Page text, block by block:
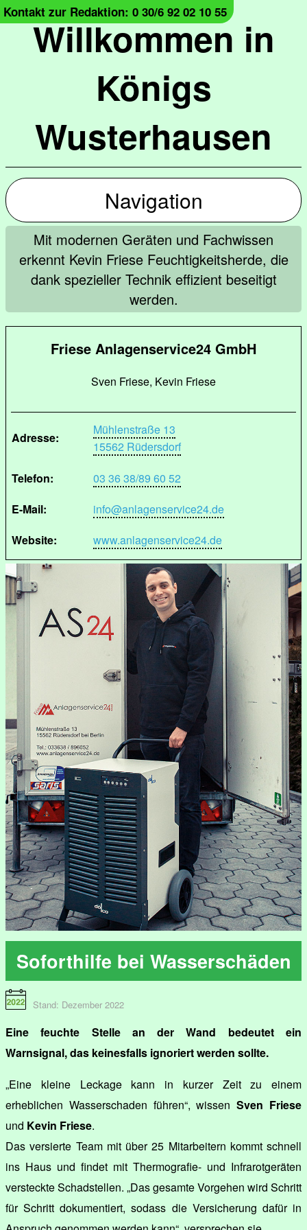
Willkommen in
Königs
Wusterhausen
Kontakt zur Redaktion: 0 30/6 92 02 10 55
Navigation
Mit modernen Geräten und Fachwissen
erkennt Kevin Friese Feuchtigkeitsherde, die
dank spezieller Technik effizient beseitigt
werden.
Friese Anlagenservice24 GmbH
Sven Friese, Kevin Friese
Adresse:
Mühlenstraße 13
15562 Rüdersdorf
Telefon:
03 36 38/89 60 52
E-Mail:
info@anlagenservice24.de
Website:
www.anlagenservice24.de
Soforthilfe bei Wasserschäden
Stand: Dezember 2022
Eine feuchte Stelle an der Wand bedeutet ein
Warnsignal, das keinesfalls ignoriert werden sollte.
„Eine kleine Leckage kann in kurzer Zeit zu einem
erheblichen Wasserschaden führen“, wissenSven Friese
und Kevin Friese.
Das versierte Team mit über 25 Mitarbeitern kommt schnell
ins Haus und findet mit Thermografie- und Infrarotgeräten
versteckte Schadstellen. „Das gesamte Vorgehen wird Schritt
für Schritt dokumentiert, sodass die Versicherung dafür in